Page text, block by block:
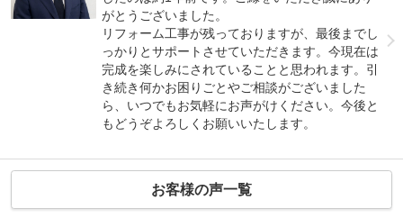
がとうございました。
リフォーム工事が残っておりますが、最後までし
っかりとサポートさせていただきます。今現在は
完成を楽しみにされていることと思われます。引
き続き何かお困りごとやご相談がございました
ら、いつでもお気軽にお声がけください。今後と
もどうぞよろしくお願いいたします。
お客様の声一覧